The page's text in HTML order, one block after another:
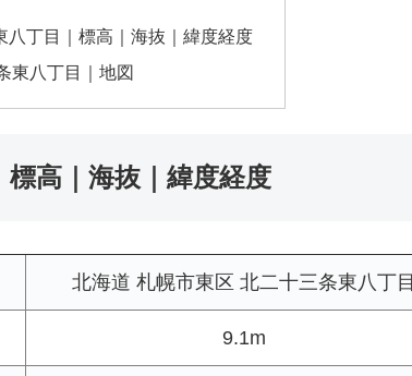
八丁目｜標高｜海抜｜緯度経度
東八丁目｜地図
高｜海抜｜緯度経度
北海道 札幌市東区 北二十三条東八丁目
9.1m